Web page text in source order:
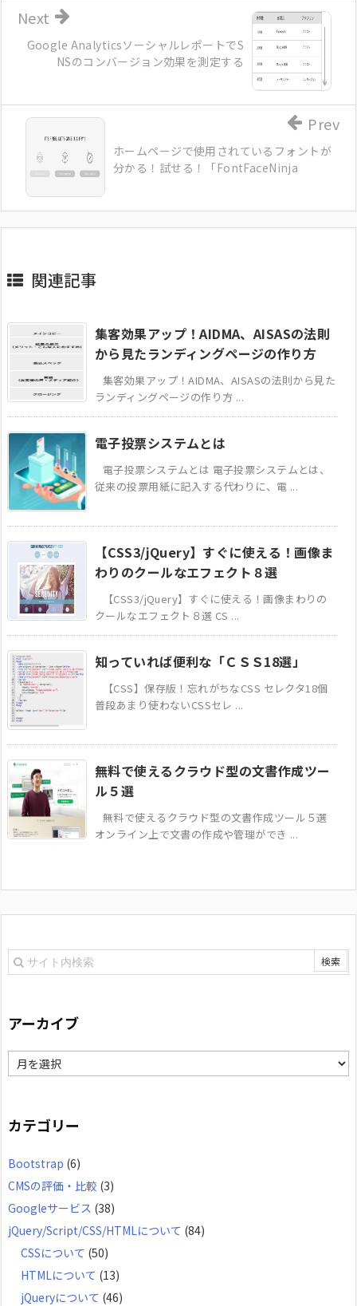
Google AnalyticsソーシャルレポートでS
NSのコンバージョン効果を測定する
Next
ホームページで使用されているフォントが
分かる！試せる！「FontFaceNinja
Prev
関連記事
集客効果アップ！AIDMA、AISASの法則
から見たランディングページの作り方
集客効果アップ！AIDMA、AISASの法則から見た
ランディングページの作り方 ...
電子投票システムとは
電子投票システムとは 電子投票システムとは、
従来の投票用紙に記入する代わりに、電 ...
【CSS3/jQuery】すぐに使える！画像ま
わりのクールなエフェクト８選
【CSS3/jQuery】すぐに使える！画像まわりの
クールなエフェクト８選 CS ...
知っていれば便利な「ＣＳＳ18選」
【CSS】保存版！忘れがちなCSS セレクタ18個
普段あまり使わないCSSセレ ...
無料で使えるクラウド型の文書作成ツー
ル５選
無料で使えるクラウド型の文書作成ツール５選
オンライン上で文書の作成や管理ができ ...
アーカイブ
ア
カ
カテゴリー
Bootstrap (6)
CMSの評価・比較 (3)
Googleサービス (38)
jQuery/Script/CSS/HTMLについて (84)
CSSについて (50)
HTMLについて (13)
jQueryについて (46)